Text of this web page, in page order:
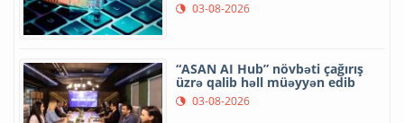
03-08-2026
“ASAN AI Hub” növbəti çağırış
üzrə qalib həll müəyyən edib
03-08-2026